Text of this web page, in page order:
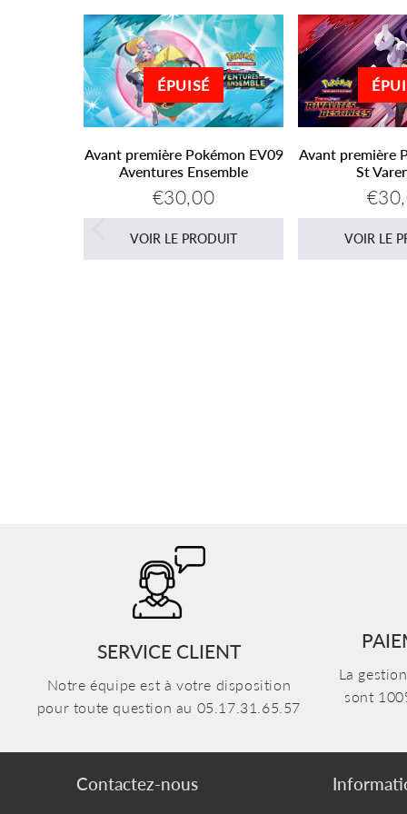
ÉPUISÉ
Avant première Pokémon EV09
Aventures Ensemble
Prix
régulier
€30,00
VOIR LE PRODUIT
Avant première
St
Prix
VOIR LE
SERVICE CLIENT
Notre équipe est à votre disposition
pour toute question au 05.17.31.65.57
La
sont
Contactez-nous